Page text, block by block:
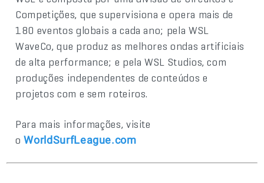
Competições, que supervisiona e opera mais de
180 eventos globais a cada ano; pela WSL
WaveCo, que produz as melhores ondas artificiais
de alta performance; e pela WSL Studios, com
produções independentes de conteúdos e
projetos com e sem roteiros.
Para mais informações, visite
oWorldSurfLeague.com